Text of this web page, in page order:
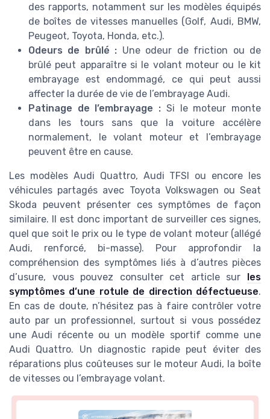
des rapports, notamment sur les modèles équipés
de boîtes de vitesses manuelles (Golf, Audi, BMW,
Peugeot, Toyota, Honda, etc.).
Odeurs de brûlé : Une odeur de friction ou de
brûlé peut apparaître si le volant moteur ou le kit
embrayage est endommagé, ce qui peut aussi
affecter la durée de vie de l’embrayage Audi.
Patinage de l’embrayage : Si le moteur monte
dans les tours sans que la voiture accélère
normalement, le volant moteur et l’embrayage
peuvent être en cause.
Les modèles Audi Quattro, Audi TFSI ou encore les
véhicules partagés avec Toyota Volkswagen ou Seat
Skoda peuvent présenter ces symptômes de façon
similaire. Il est donc important de surveiller ces signes,
quel que soit le prix ou le type de volant moteur (allégé
Audi, renforcé, bi-masse). Pour approfondir la
compréhension des symptômes liés à d’autres pièces
d’usure, vous pouvez consulter cet article sur les
symptômes d’une rotule de direction défectueuse.
En cas de doute, n’hésitez pas à faire contrôler votre
auto par un professionnel, surtout si vous possédez
une Audi récente ou un modèle sportif comme une
Audi Quattro. Un diagnostic rapide peut éviter des
réparations plus coûteuses sur le moteur Audi, la boîte
de vitesses ou l’embrayage volant.